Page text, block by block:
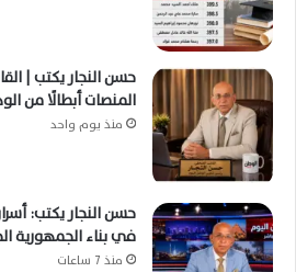
حسن النجار يكتب |
المنصات أبطالًا من
منذ يوم واحد
حسن النجار يكتب:
في بناء الجمهورية
منذ 7 ساعات